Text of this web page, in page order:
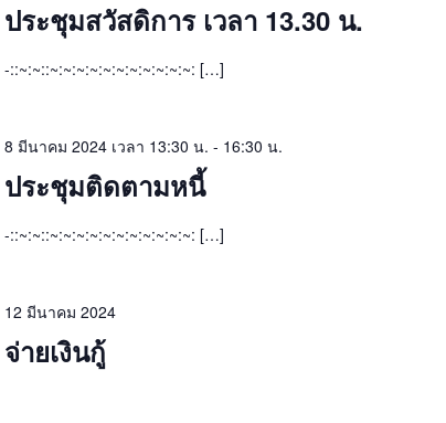
ประชุมสวัสดิการ เวลา 13.30 น.
-::~:~::~:~:~:~:~:~:~:~:~:~:~: […]
8 มีนาคม 2024 เวลา 13:30 น. - 16:30 น.
ประชุมติดตามหนี้
-::~:~::~:~:~:~:~:~:~:~:~:~:~: […]
12 มีนาคม 2024
จ่ายเงินกู้